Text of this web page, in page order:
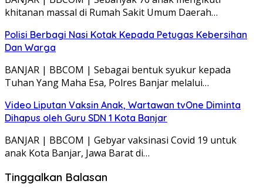
khitanan massal di Rumah Sakit Umum Daerah…
Polisi Berbagi Nasi Kotak Kepada Petugas Kebersihan
Dan Warga
BANJAR | BBCOM | Sebagai bentuk syukur kepada
Tuhan Yang Maha Esa, Polres Banjar melalui…
Video Liputan Vaksin Anak, Wartawan tvOne Diminta
Dihapus oleh Guru SDN 1 Kota Banjar
BANJAR | BBCOM | Gebyar vaksinasi Covid 19 untuk
anak Kota Banjar, Jawa Barat di…
Tinggalkan Balasan